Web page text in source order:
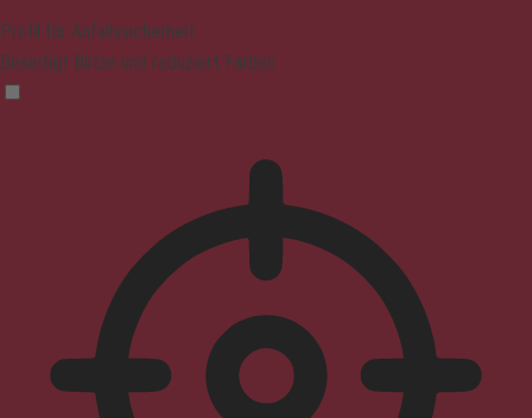
Profil für Anfallssicherheit
Beseitigt Blitze und reduziert Farben